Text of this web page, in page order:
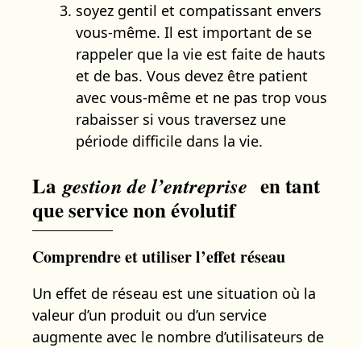
soyez gentil et compatissant envers
vous-même. Il est important de se
rappeler que la vie est faite de hauts
et de bas. Vous devez être patient
avec vous-même et ne pas trop vous
rabaisser si vous traversez une
période difficile dans la vie.
La gestion de l’entreprise en tant
que service non évolutif
Comprendre et utiliser l’effet réseau
Un effet de réseau est une situation où la
valeur d’un produit ou d’un service
augmente avec le nombre d’utilisateurs de